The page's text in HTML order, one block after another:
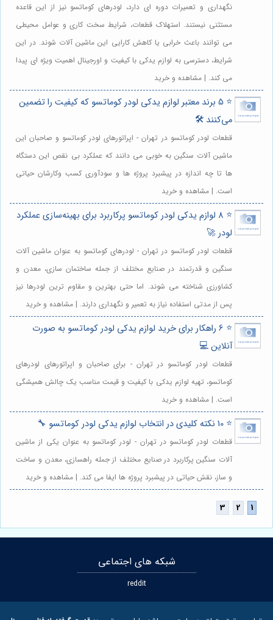
نگهداری و تعمیرات دوره ای دارد، لودرهای کوماتسو نیز از این قاعده
مستثنی نیستند. استهلاک قطعات، شرایط سخت کاری و عوامل محیطی
می توانند باعث خرابی یا کاهش کارایی این ماشین آلات شوند. در این
شرایط، دسترسی به لوازم یدکی با کیفیت و اورجینال اهمیت ویژه ای پیدا
می کند. | مشاهده و خرید
⭐️ 5 برند معتبر لوازم یدکی لودر کوماتسو که کیفیت را تضمین
می‌کنند 🛠️
قطعات لودر کوماتسو در تهران - اپراتورهای لودر کوماتسو و صاحبان این
ماشین آلات سنگین به خوبی می دانند که عملکرد بی نقص این دستگاه
ها تا چه اندازه در پیشبرد پروژه ها و سودآوری کسب وکارشان حیاتی
است. | مشاهده و خرید
⭐️ 8 لوازم یدکی لودر کوماتسو پرکاربرد برای بهینه‌سازی عملکرد
لودر 🚀
قطعات لودر کوماتسو در تهران - لودرهای کوماتسو به عنوان ماشین آلات
سنگین و قدرتمند در صنایع مختلف از جمله ساختمان سازی، معدن و
کشاورزی شناخته می شوند. اما حتی بهترین و مقاوم ترین لودرها نیز
پس از مدتی استفاده نیاز به تعمیر و نگهداری دارند. | مشاهده و خرید
⭐️ 6 راهکار برای خرید لوازم یدکی لودر کوماتسو به صورت
آنلاین 💻
قطعات لودر کوماتسو در تهران - برای صاحبان و اپراتورهای لودرهای
کوماتسو، تهیه لوازم یدکی با کیفیت و قیمت مناسب یک چالش همیشگی
است. | مشاهده و خرید
⭐️ 10 نکته کلیدی در انتخاب لوازم یدکی لودر کوماتسو 🔧
قطعات لودر کوماتسو در تهران - لودر کوماتسو به عنوان یکی از ماشین
آلات سنگین پرکاربرد در صنایع مختلف از جمله راهسازی، معدن و ساخت
و ساز، نقش حیاتی در پیشبرد پروژه ها ایفا می کند. | مشاهده و خرید
شبکه های اجتماعی
reddit